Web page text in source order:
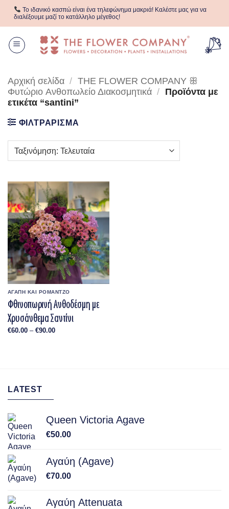
Μετάβαση
Το ιδανικό κασπώ είναι ένα τηλεφώνημα μακριά! Καλέστε μας για να
διαλέξουμε μαζί το κατάλληλο μέγεθος!
Αρχική σελίδα / THE FLOWER COMPANY ꕥ
Φυτώριο Aνθοπωλείο Διακοσμητικά / Προϊόντα με
ετικέτα “santini”
ΦΙΛΤΡΑΡΙΣΜΑ
ΑΓΑΠΗ ΚΑΙ ΡΟΜΑΝΤΖΟ
Φθινοπωρινή Ανθοδέσμη με
Χρυσάνθεμα Σαντίνι
€60.00 – €90.00Price
LATEST
Queen Victoria Agave
€50.00
Αγαύη (Agave)
€70.00
Αγαύη Attenuata